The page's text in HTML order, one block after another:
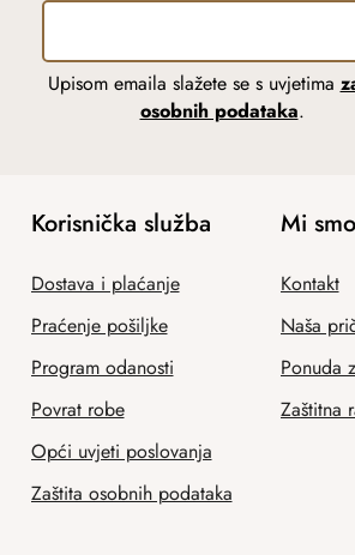
Upisom emaila slažete se s uvjetima
osobnih podataka.
Korisnička služba
Dostava i plaćanje
Praćenje pošiljke
Program odanosti
Povrat robe
Opći uvjeti poslovanja
Zaštita osobnih podataka
Mi
Kontakt
Naša
Ponuda
Zaštitna